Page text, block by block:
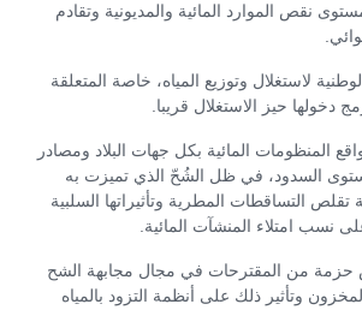
نقص الموارد المائية والمديونية وتقادم
لاستغلال وتوزيع المياه، خاصة المتعلقة
دخولها حيز الاستغلال قريبا.
المنظومات المائية بكل جهات البلاد ومصادر
السدود، في ظل الشُحّ الذي تميزت به
تقلص التساقطات المطرية وتأثيراتها السلبية
نسب امتلاء المنشآت المائية.
من المقترحات في مجال مجابهة الشح
وتأثير ذلك على أنظمة التزود بالمياه